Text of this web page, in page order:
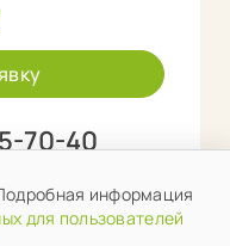
70-40
информация
для пользователей